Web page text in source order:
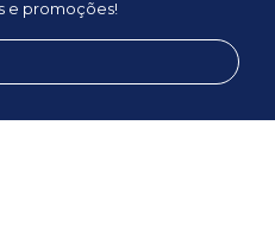
e promoções!